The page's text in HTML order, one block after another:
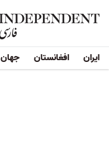
ایران افغانستان جهان